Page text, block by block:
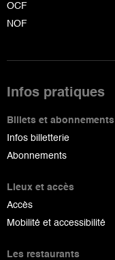
OCF
NOF
Infos pratiques
Billets et abonnements
Infos billetterie
Abonnements
Lieux et accès
Accès
Mobilité et accessibilité
Les restaurants